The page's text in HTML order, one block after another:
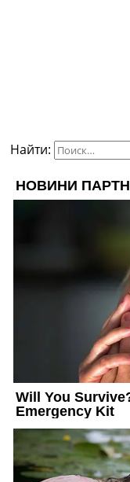
Найти: